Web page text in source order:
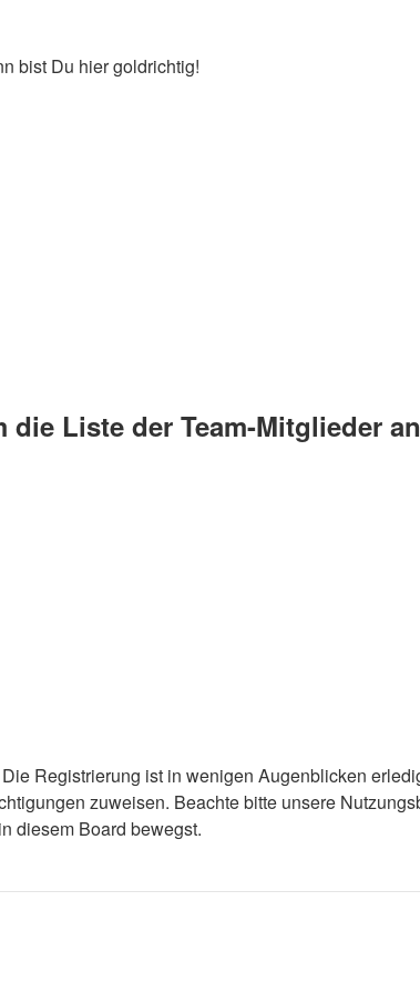
bist Du hier goldrichtig!
Liste der Team-Mitglieder
Registrierung ist in wenigen Augenblicken
zuweisen. Beachte bitte unsere
diesem Board bewegst.